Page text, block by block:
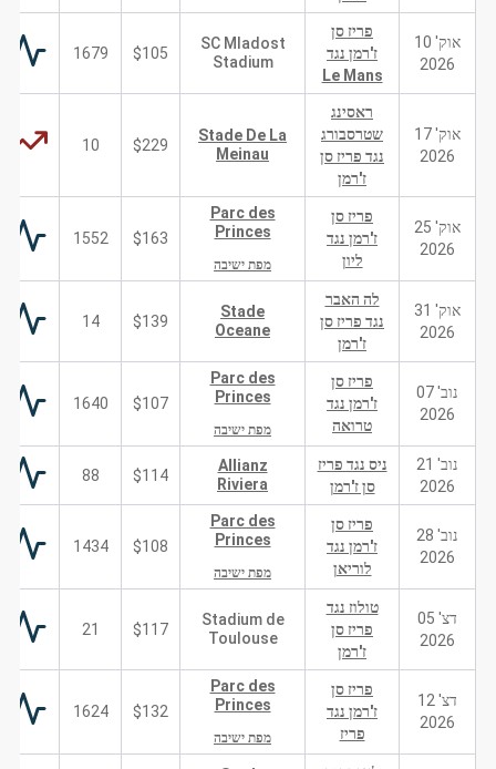
אוק' 10
2026
פריז סן
ז'רמן נגד
Le Mans
SC Mladost
Stadium
$105
1679
אוק' 17
2026
ראסינג
שטרסבורג
נגד פריז סן
ז'רמן
Stade De La
Meinau
$229
10
אוק' 25
2026
פריז סן
ז'רמן נגד
ליון
Parc des
Princes
מפת ישיבה
$163
1552
אוק' 31
2026
לה האבר
נגד פריז סן
ז'רמן
Stade
Oceane
$139
14
נוב' 07
2026
פריז סן
ז'רמן נגד
טרואה
Parc des
Princes
מפת ישיבה
$107
1640
נוב' 21
2026
ניס נגד פריז
סן ז'רמן
Allianz
Riviera
$114
88
נוב' 28
2026
פריז סן
ז'רמן נגד
לוריאן
Parc des
Princes
מפת ישיבה
$108
1434
דצ' 05
2026
טולוז נגד
פריז סן
ז'רמן
Stadium de
Toulouse
$117
21
דצ' 12
2026
פריז סן
ז'רמן נגד
פריז
Parc des
Princes
מפת ישיבה
$132
1624